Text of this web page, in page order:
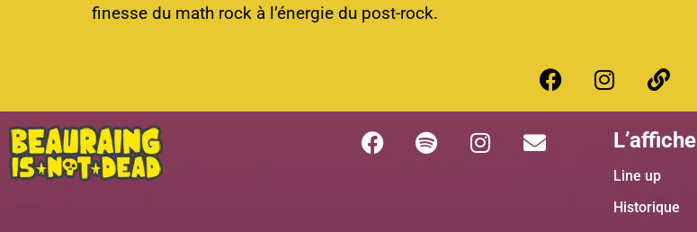
finesse du math rock à l’énergie du post-rock.
L’affiche
Line up
Historique